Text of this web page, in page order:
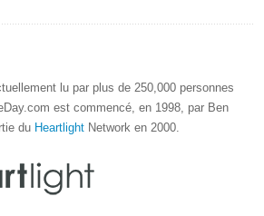
lu par plus de 250,000 personnes
est commencé, en 1998, par Ben
du Heartlight Network en 2000.